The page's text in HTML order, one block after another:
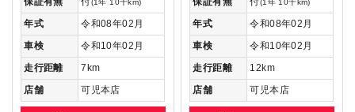
(1年 10千km)
年式
令和08年02月
車検
令和10年02月
走行距離
7km
店舗
可児本店
(1年 10千km)
年式
令和08年02月
車検
令和10年02月
走行距離
12km
店舗
可児本店